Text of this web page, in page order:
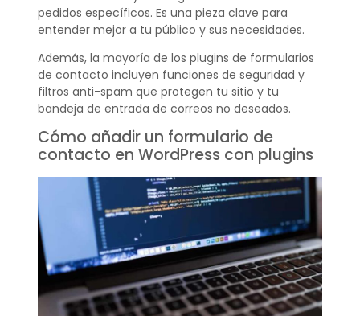
pedidos específicos. Es una pieza clave para
entender mejor a tu público y sus necesidades.
Además, la mayoría de los plugins de formularios
de contacto incluyen funciones de seguridad y
filtros anti-spam que protegen tu sitio y tu
bandeja de entrada de correos no deseados.
Cómo añadir un formulario de
contacto en WordPress con plugins